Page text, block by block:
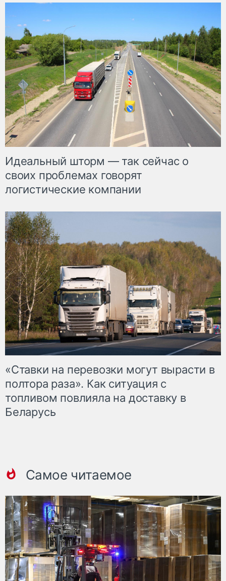
Идеальный шторм — так сейчас о
своих проблемах говорят
логистические компании
«Ставки на перевозки могут вырасти в
полтора раза». Как ситуация с
топливом повлияла на доставку в
Беларусь
Самое читаемое